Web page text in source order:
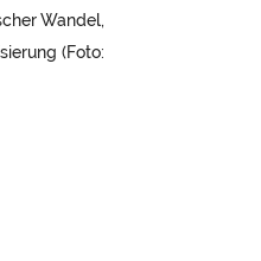
Wandel,
(Foto: